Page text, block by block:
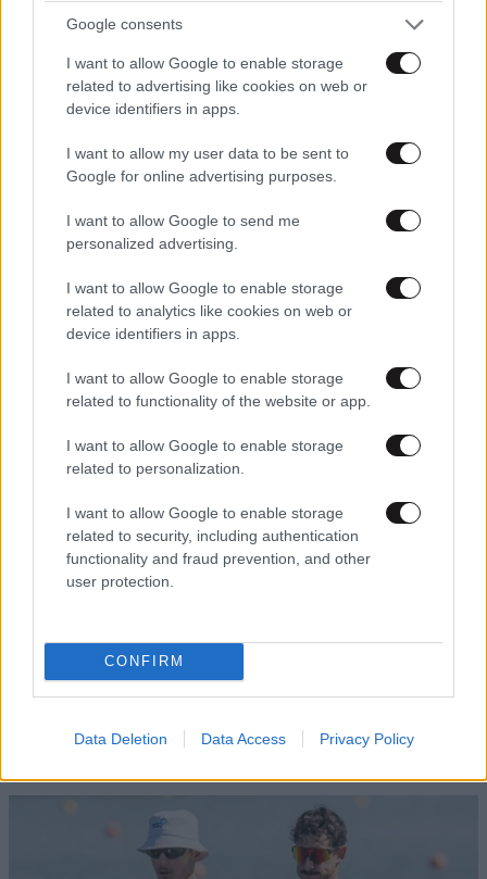
Google consents
I want to allow Google to enable storage
related to advertising like cookies on web or
device identifiers in apps.
I want to allow my user data to be sent to
Google for online advertising purposes.
I want to allow Google to send me
personalized advertising.
I want to allow Google to enable storage
related to analytics like cookies on web or
device identifiers in apps.
I want to allow Google to enable storage
related to functionality of the website or app.
I want to allow Google to enable storage
related to personalization.
I want to allow Google to enable storage
related to security, including authentication
functionality and fraud prevention, and other
user protection.
CONFIRM
Data Deletion Data Access Privacy Policy
ΠΕΡΙΣΣΟΤΕΡΑ ΑΠΟ ΤA ΑΘΛΗΤΙΚΑ